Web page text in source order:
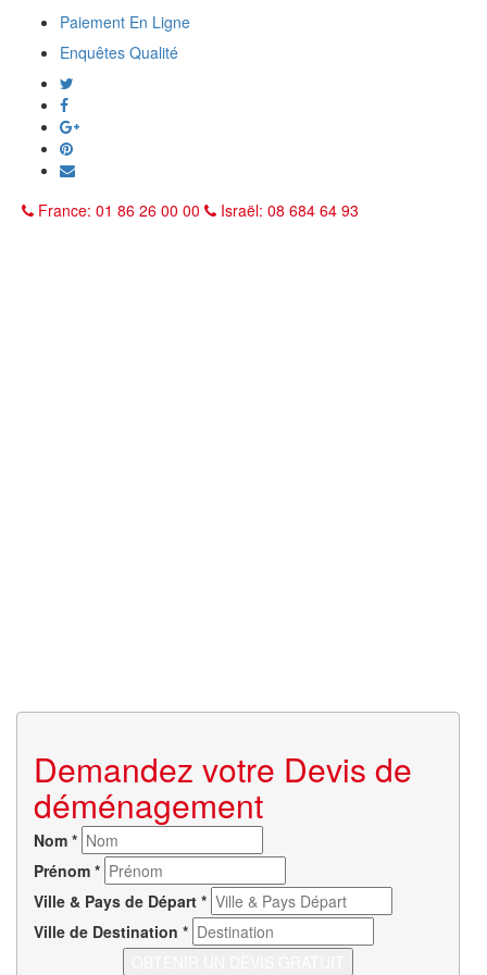
Paiement En Ligne
Enquêtes Qualité
France: 01 86 26 00 00 Israël: 08 684 64 93
Demandez votre Devis de
déménagement
Nom *
Prénom *
Ville & Pays de Départ *
Ville de Destination *